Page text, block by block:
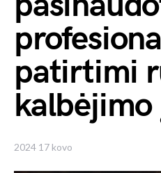
patirtimi
kalbėjimo
2024 17 kovo